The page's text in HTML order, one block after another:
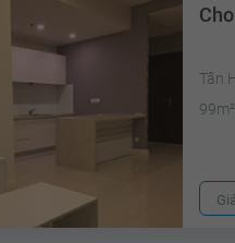
Tân
99m²
Giá